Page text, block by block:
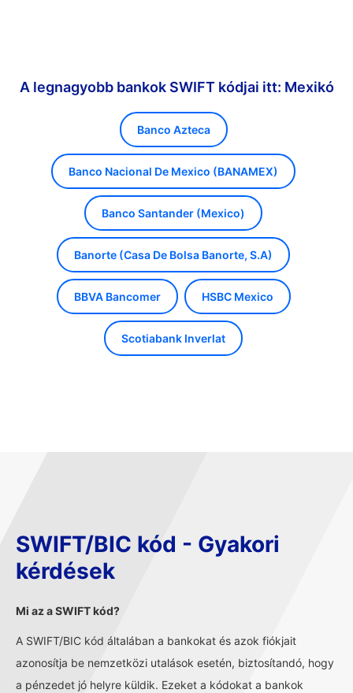
A legnagyobb bankok SWIFT kódjai itt: Mexikó
Banco Azteca
Banco Nacional De Mexico (BANAMEX)
Banco Santander (Mexico)
Banorte (Casa De Bolsa Banorte, S.A)
BBVA Bancomer HSBC Mexico
Scotiabank Inverlat
SWIFT/BIC kód - Gyakori
kérdések
Mi az a SWIFT kód?
A SWIFT/BIC kód általában a bankokat és azok fiókjait
azonosítja be nemzetközi utalások esetén, biztosítandó, hogy
a pénzedet jó helyre küldik. Ezeket a kódokat a bankok